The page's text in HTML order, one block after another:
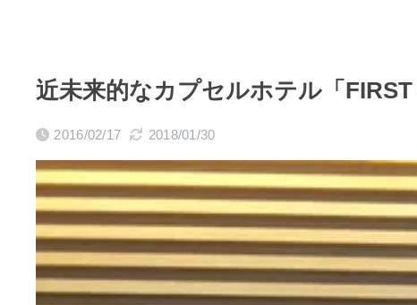
近未来的なカプセルホテル「
2016/02/17 2018/01/30